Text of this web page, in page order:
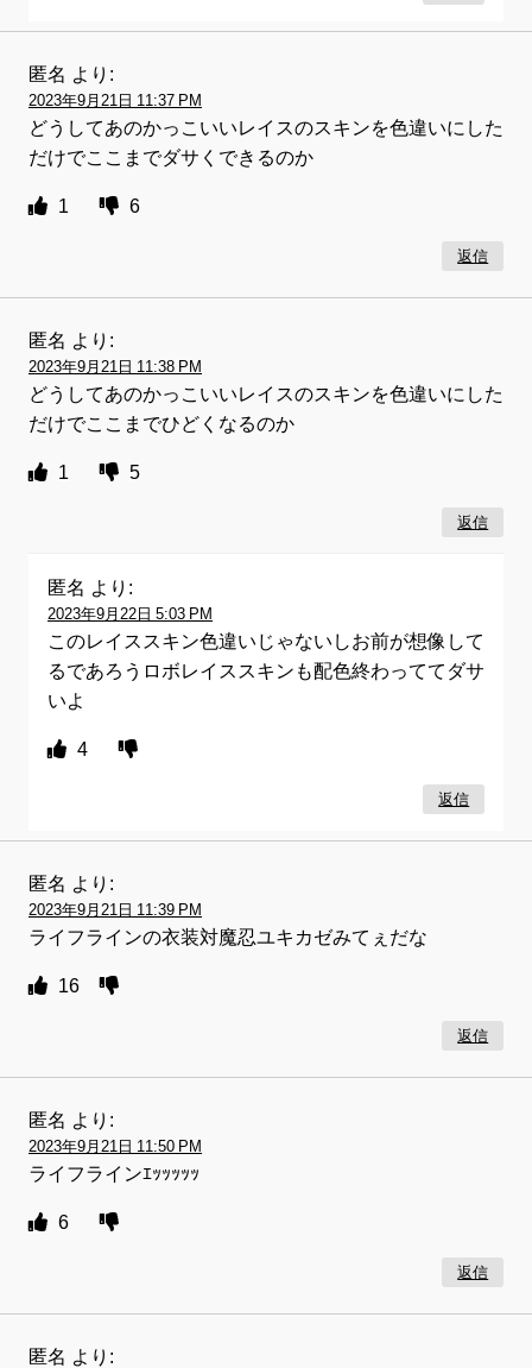
匿名 より:
2023年9月21日 11:37 PM
どうしてあのかっこいいレイスのスキンを色違いにした
だけでここまでダサくできるのか
1 6
返信
匿名 より:
2023年9月21日 11:38 PM
どうしてあのかっこいいレイスのスキンを色違いにした
だけでここまでひどくなるのか
1 5
返信
匿名 より:
2023年9月22日 5:03 PM
このレイススキン色違いじゃないしお前が想像して
るであろうロボレイススキンも配色終わっててダサ
いよ
4
返信
匿名 より:
2023年9月21日 11:39 PM
ライフラインの衣装対魔忍ユキカゼみてぇだな
16
返信
匿名 より:
2023年9月21日 11:50 PM
ライフラインｴｯｯｯｯｯ
6
返信
匿名 より: